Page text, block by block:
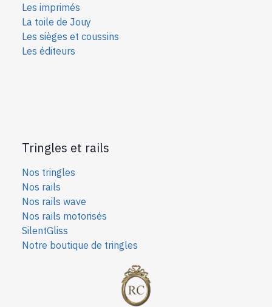
Les imprimés
La toile de Jouy
Les sièges et coussins
Les éditeurs
Tringles et rails
Nos tringles
Nos rails
Nos rails wave
Nos rails motorisés
SilentGliss
Notre boutique de tringles